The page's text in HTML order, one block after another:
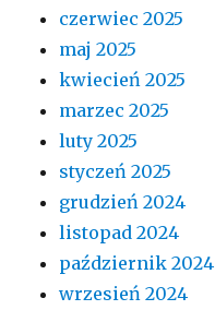
czerwiec 2025
maj 2025
kwiecień 2025
marzec 2025
luty 2025
styczeń 2025
grudzień 2024
listopad 2024
październik 2024
wrzesień 2024